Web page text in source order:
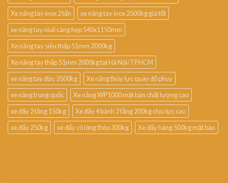
Xe nâng tay inox 2 tấn
xe nâng tay inox 2500kg giá tốt
xe nâng tay niuli càng hẹp 540x1150mm
Xe nâng tay siêu thấp 51mm 2000kg
Xe nâng tay thấp 51mm 2000kg tại Hà Nội/TP.HCM
xe nâng tay đức 3500kg
Xe nâng thủy lực quay đổ phuy
xe nâng trung quốc
Xe nâng WP1000 mặt bàn chất lượng cao
xe đẩy 2 tầng 150kg
Xe đẩy 4 bánh 2 tầng 200kg chịu lực cao
xe đẩy 250kg
xe đẩy có lòng thép 300kg Xe đẩy hàng 500kg mặt bàn